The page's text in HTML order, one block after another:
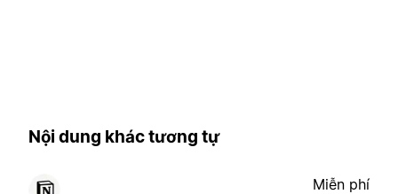
Nội dung khác tương tự
Miễn phí